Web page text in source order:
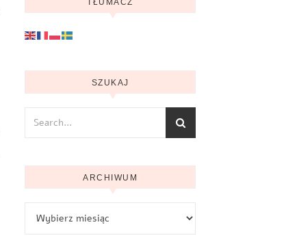
TŁUMACZ
SZUKAJ
ARCHIWUM